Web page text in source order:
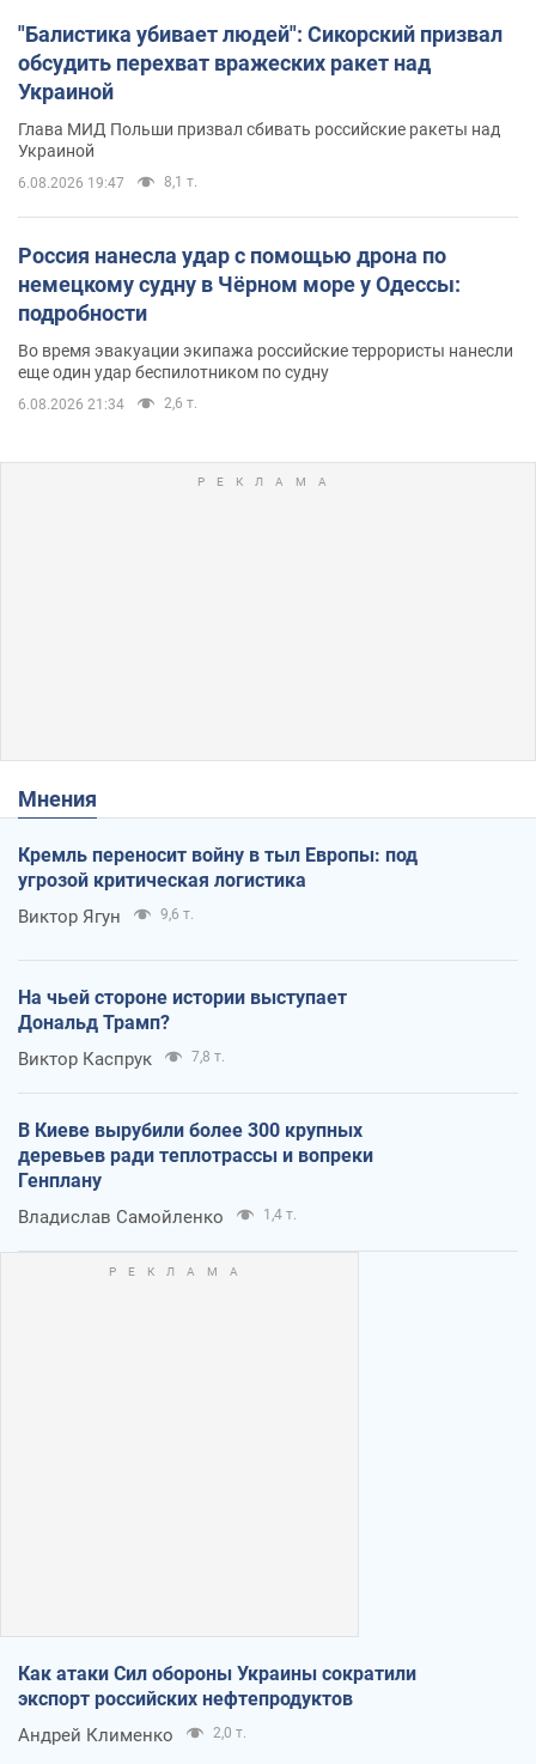
"Балистика убивает людей": Сикорский призвал
обсудить перехват вражеских ракет над
Украиной
Глава МИД Польши призвал сбивать российские ракеты над
Украиной
6.08.2026 19:47 8,1 т.
Россия нанесла удар с помощью дрона по
немецкому судну в Чёрном море у Одессы:
подробности
Во время эвакуации экипажа российские террористы нанесли
еще один удар беспилотником по судну
6.08.2026 21:34 2,6 т.
Мнения
Кремль переносит войну в тыл Европы: под
угрозой критическая логистика
Виктор Ягун 9,6 т.
На чьей стороне истории выступает
Дональд Трамп?
Виктор Каспрук 7,8 т.
В Киеве вырубили более 300 крупных
деревьев ради теплотрассы и вопреки
Генплану
Владислав Самойленко 1,4 т.
Как атаки Сил обороны Украины сократили
экспорт российских нефтепродуктов
Андрей Клименко 2,0 т.